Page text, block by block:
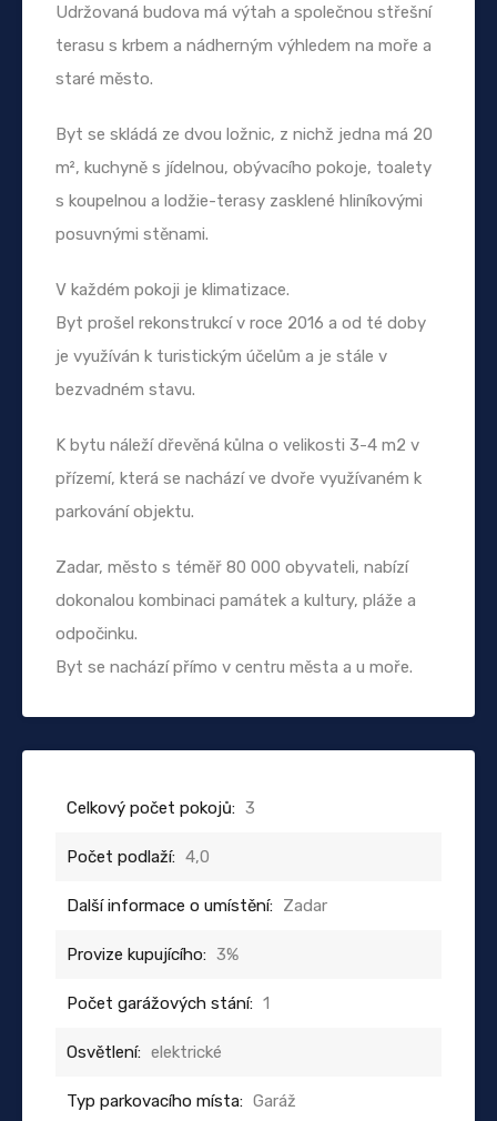
Udržovaná budova má výtah a společnou střešní
terasu s krbem a nádherným výhledem na moře a
staré město.
Byt se skládá ze dvou ložnic, z nichž jedna má 20
m², kuchyně s jídelnou, obývacího pokoje, toalety
s koupelnou a lodžie-terasy zasklené hliníkovými
posuvnými stěnami.
V každém pokoji je klimatizace.
Byt prošel rekonstrukcí v roce 2016 a od té doby
je využíván k turistickým účelům a je stále v
bezvadném stavu.
K bytu náleží dřevěná kůlna o velikosti 3-4 m2 v
přízemí, která se nachází ve dvoře využívaném k
parkování objektu.
Zadar, město s téměř 80 000 obyvateli, nabízí
dokonalou kombinaci památek a kultury, pláže a
odpočinku.
Byt se nachází přímo v centru města a u moře.
Celkový počet pokojů: 3
Počet podlaží: 4,0
Další informace o umístění: Zadar
Provize kupujícího: 3%
Počet garážových stání: 1
Osvětlení: elektrické
Typ parkovacího místa: Garáž